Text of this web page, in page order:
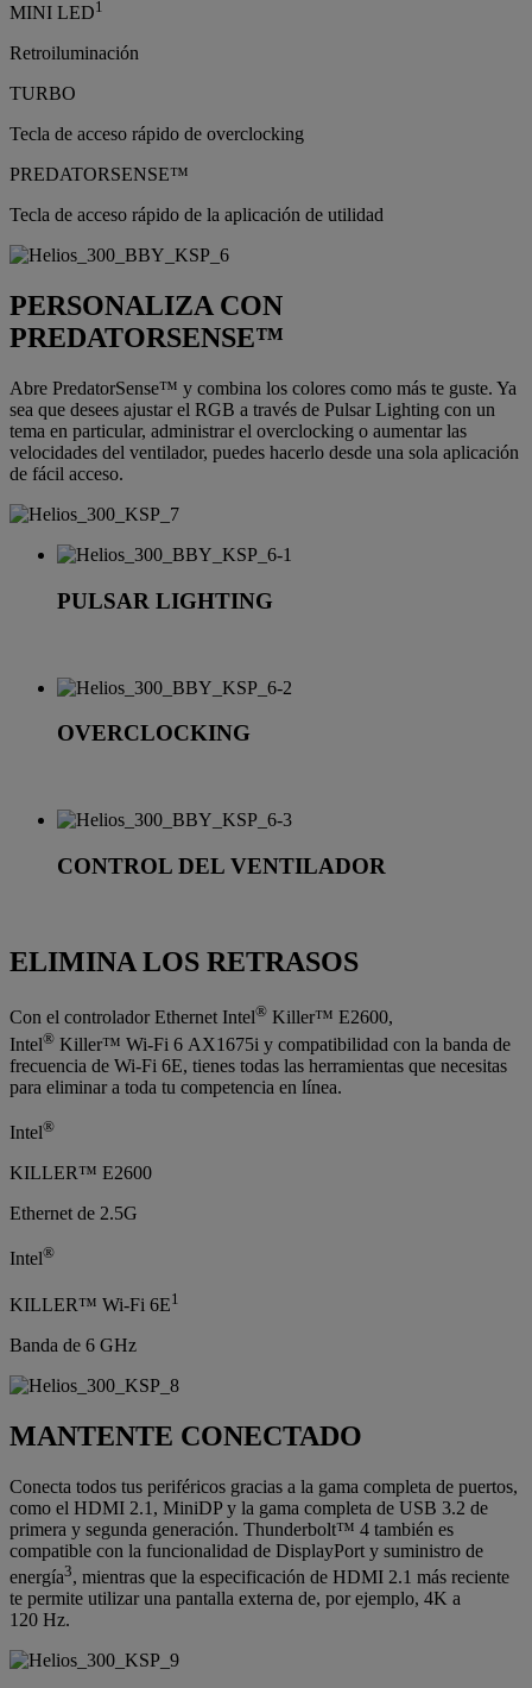
MINI LED1
Retroiluminación
TURBO
Tecla de acceso rápido de overclocking
PREDATORSENSE™
Tecla de acceso rápido de la aplicación de utilidad
PERSONALIZA CON
PREDATORSENSE™
Abre PredatorSense™ y combina los colores como más te guste. Ya
sea que desees ajustar el RGB a través de Pulsar Lighting con un
tema en particular, administrar el overclocking o aumentar las
velocidades del ventilador, puedes hacerlo desde una sola aplicación
de fácil acceso.
PULSAR LIGHTING
OVERCLOCKING
CONTROL DEL VENTILADOR
ELIMINA LOS RETRASOS
Con el controlador Ethernet Intel® Killer™ E2600,
Intel® Killer™ Wi-Fi 6 AX1675i y compatibilidad con la banda de
frecuencia de Wi-Fi 6E, tienes todas las herramientas que necesitas
para eliminar a toda tu competencia en línea.
Intel®
KILLER™ E2600
Ethernet de 2.5G
Intel®
KILLER™ Wi-Fi 6E1
Banda de 6 GHz
MANTENTE CONECTADO
Conecta todos tus periféricos gracias a la gama completa de puertos,
como el HDMI 2.1, MiniDP y la gama completa de USB 3.2 de
primera y segunda generación. Thunderbolt™ 4 también es
compatible con la funcionalidad de DisplayPort y suministro de
energía3, mientras que la especificación de HDMI 2.1 más reciente
te permite utilizar una pantalla externa de, por ejemplo, 4K a
120 Hz.